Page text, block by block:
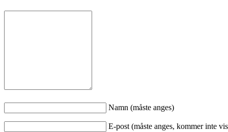
Namn (måste anges)
E-post (måste anges, kommer inte